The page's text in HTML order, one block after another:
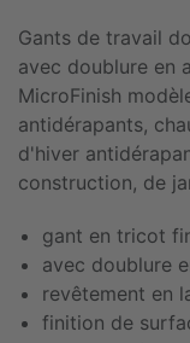
Gants de travail
avec doublure en
MicroFinish
antidérapants,
d'hiver
construction, de
gant en tricot
avec doublure
revêtement en
finition de